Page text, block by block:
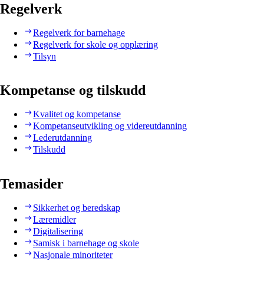
Regelverk
Regelverk for barnehage
Regelverk for skole og opplæring
Tilsyn
Kompetanse og tilskudd
Kvalitet og kompetanse
Kompetanseutvikling og videreutdanning
Lederutdanning
Tilskudd
Temasider
Sikkerhet og beredskap
Læremidler
Digitalisering
Samisk i barnehage og skole
Nasjonale minoriteter